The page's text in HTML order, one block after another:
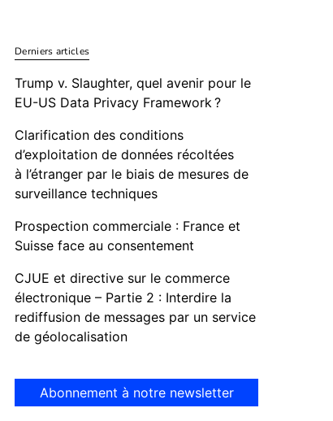
Derniers articles
Trump v. Slaughter, quel avenir pour le
EU-US Data Privacy Framework ?
Clarification des conditions
d’exploitation de données récoltées
à l’étranger par le biais de mesures de
surveillance techniques
Prospection commerciale : France et
Suisse face au consentement
CJUE et directive sur le commerce
électronique – Partie 2 : Interdire la
rediffusion de messages par un service
de géolocalisation
Abonnement à notre newsletter